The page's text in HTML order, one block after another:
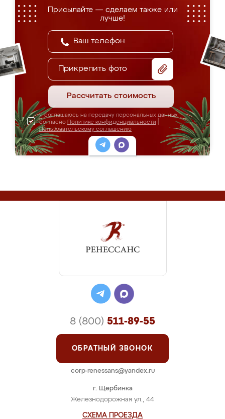
Присылайте — сделаем также или
лучше!
Прикрепить фото
Рассчитать стоимость
Я соглашаюсь на передачу персональных данных
согласно Политике конфиденциальности
Пользовательскому соглашению
г. Щербинка
Железнодорожная ул., 44
СХЕМА ПРОЕЗДА
8 (800) 511-89-55
ОБРАТНЫЙ ЗВОНОК
corp-renessans@yandex.ru